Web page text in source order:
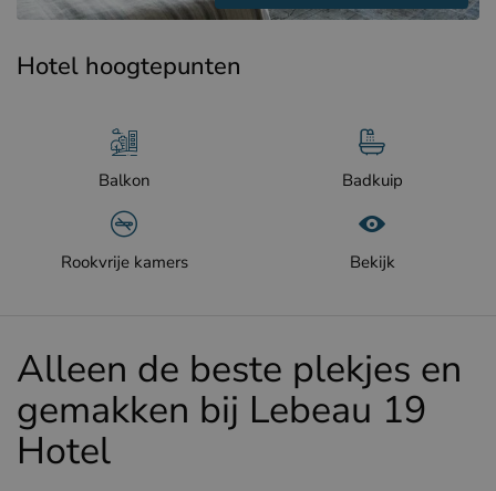
Hotel hoogtepunten
Balkon Badkuip
Rookvrije kamers Bekijk
Alleen de beste plekjes en
gemakken bij Lebeau 19
Hotel